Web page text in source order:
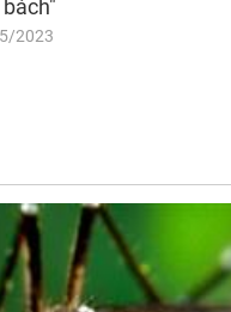
2023